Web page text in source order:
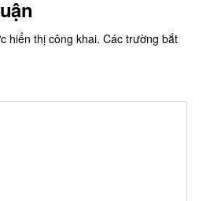
hiển thị công khai. Các trường bắt